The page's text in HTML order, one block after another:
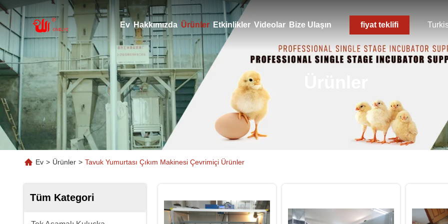
Ev Hakkımızda Ürünler Etkinlikler Videolar Bize Ulaşın fiyat teklifi
Ev > Ürünler > Tavuk Yumurtası Çıkım Makinesi Çevrimiçi Ürünler
Tüm Kategori